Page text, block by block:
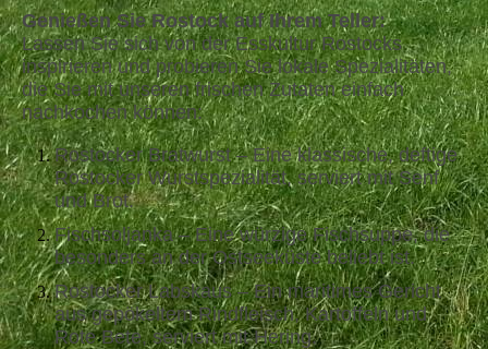
Genießen Sie Rostock auf Ihrem Teller:
Lassen Sie sich von der Esskultur Rostocks
inspirieren und probieren Sie lokale Spezialitäten,
die Sie mit unseren frischen Zutaten einfach
nachkochen können:
Rostocker Bratwurst – Eine klassische, deftige
Rostocker Wurstspezialität, serviert mit Senf
und Brot.
Fischsoljanka – Eine würzige Fischsuppe, die
besonders an der Ostseeküste beliebt ist.
Rostocker Labskaus – Ein maritimes Gericht
aus gepökeltem Rindfleisch, Kartoffeln und
Rote Bete, serviert mit Hering.